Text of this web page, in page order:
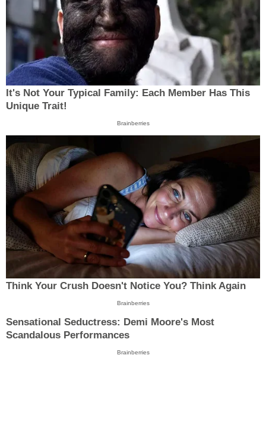
It's Not Your Typical Family: Each Member Has This
Unique Trait!
Brainberries
Think Your Crush Doesn't Notice You? Think Again
Brainberries
Sensational Seductress: Demi Moore's Most
Scandalous Performances
Brainberries